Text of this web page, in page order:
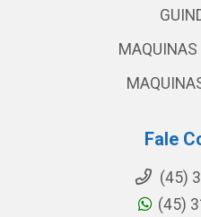
MAQUINAS
Fale
(45)
(45)